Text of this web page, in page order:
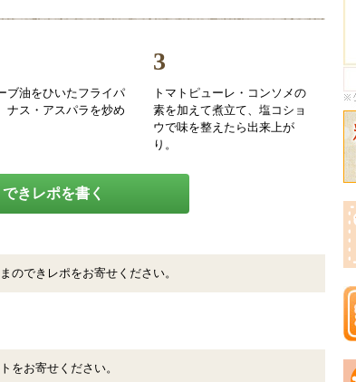
ブ油をひいたフライパ
ナス・アスパラを炒め
3
トマトピューレ・コンソメの
素を加えて煮立て、塩コショ
ウで味を整えたら出来上が
り。
できレポを書く
のできレポをお寄せください。
をお寄せください。